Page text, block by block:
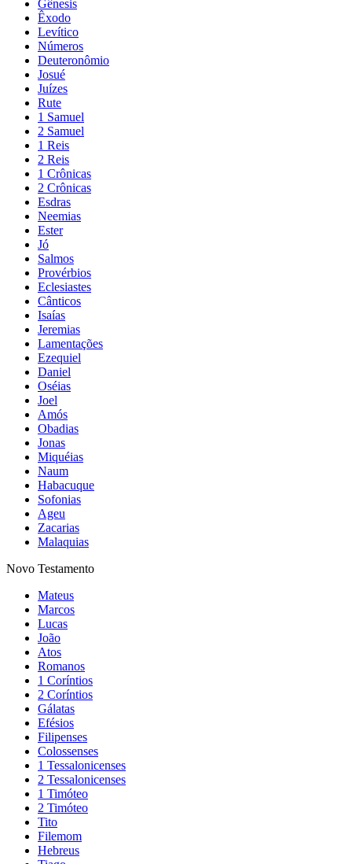
Gênesis
Êxodo
Levítico
Números
Deuteronômio
Josué
Juízes
Rute
1 Samuel
2 Samuel
1 Reis
2 Reis
1 Crônicas
2 Crônicas
Esdras
Neemias
Ester
Jó
Salmos
Provérbios
Eclesiastes
Cânticos
Isaías
Jeremias
Lamentações
Ezequiel
Daniel
Oséias
Joel
Amós
Obadias
Jonas
Miquéias
Naum
Habacuque
Sofonias
Ageu
Zacarias
Malaquias
Novo Testamento
Mateus
Marcos
Lucas
João
Atos
Romanos
1 Coríntios
2 Coríntios
Gálatas
Efésios
Filipenses
Colossenses
1 Tessalonicenses
2 Tessalonicenses
1 Timóteo
2 Timóteo
Tito
Filemom
Hebreus